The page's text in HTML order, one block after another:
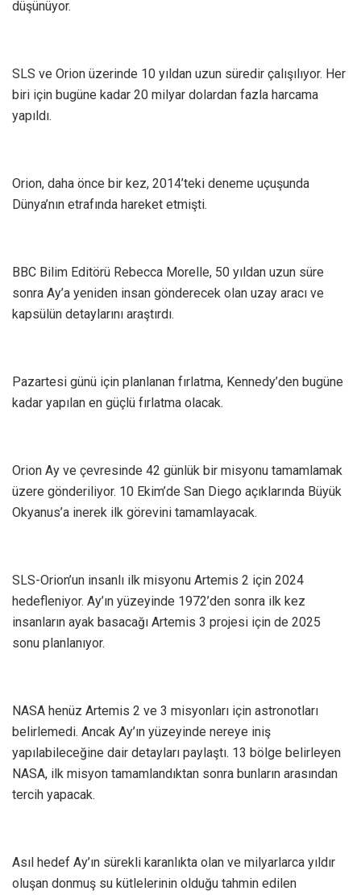
düşünüyor.
SLS ve Orion üzerinde 10 yıldan uzun süredir çalışılıyor. Her
biri için bugüne kadar 20 milyar dolardan fazla harcama
yapıldı.
Orion, daha önce bir kez, 2014’teki deneme uçuşunda
Dünya’nın etrafında hareket etmişti.
BBC Bilim Editörü Rebecca Morelle, 50 yıldan uzun süre
sonra Ay’a yeniden insan gönderecek olan uzay aracı ve
kapsülün detaylarını araştırdı.
Pazartesi günü için planlanan fırlatma, Kennedy’den bugüne
kadar yapılan en güçlü fırlatma olacak.
Orion Ay ve çevresinde 42 günlük bir misyonu tamamlamak
üzere gönderiliyor. 10 Ekim’de San Diego açıklarında Büyük
Okyanus’a inerek ilk görevini tamamlayacak.
SLS-Orion’un insanlı ilk misyonu Artemis 2 için 2024
hedefleniyor. Ay’ın yüzeyinde 1972’den sonra ilk kez
insanların ayak basacağı Artemis 3 projesi için de 2025
sonu planlanıyor.
NASA henüz Artemis 2 ve 3 misyonları için astronotları
belirlemedi. Ancak Ay’ın yüzeyinde nereye iniş
yapılabileceğine dair detayları paylaştı. 13 bölge belirleyen
NASA, ilk misyon tamamlandıktan sonra bunların arasından
tercih yapacak.
Asıl hedef Ay’ın sürekli karanlıkta olan ve milyarlarca yıldır
oluşan donmuş su kütlelerinin olduğu tahmin edilen